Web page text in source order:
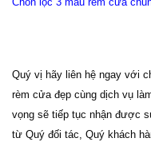
Quý vị hãy liên hệ ngay với
rèm cửa đẹp cùng dịch vụ
vọng sẽ tiếp tục nhận được
từ Quý đối tác, Quý khách